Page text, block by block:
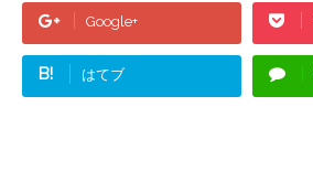
Google+
B! はてブ